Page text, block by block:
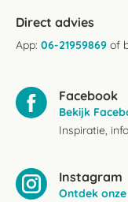
Direct advies
App: 06-21959869 of
Facebook
Bekijk
Inspiratie,
Instagram
Ontdek